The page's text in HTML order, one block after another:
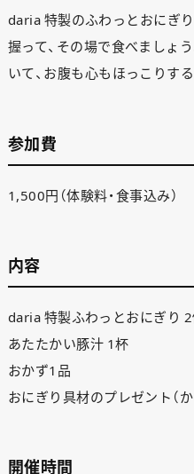
daria 特製のふわっとおにぎ
握って、その場で食べましょ
いて、お腹も心もほっこりす
参加費
1,500円（体験料・食事込み）
内容
daria 特製ふわっとおにぎり
あたたかい豚汁 1杯
おかず1品
おにぎり具材のプレゼント（
開催時間